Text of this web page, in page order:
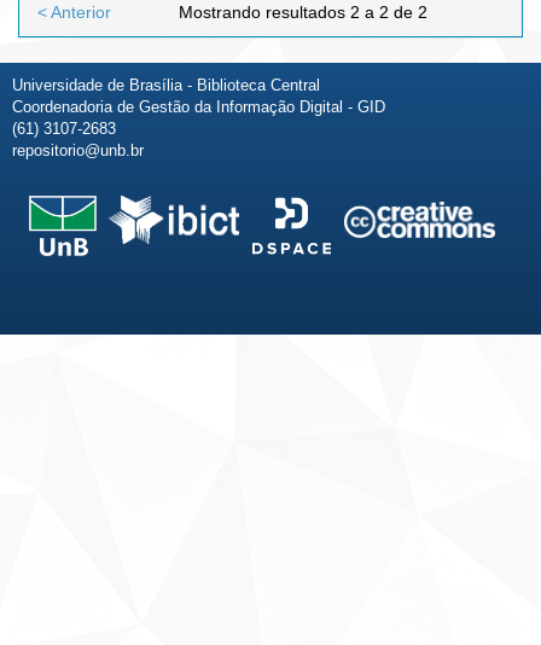
Mostrando resultados 2 a 2 de 2
< Anterior
Universidade de Brasília - Biblioteca Central
Coordenadoria de Gestão da Informação Digital - GID
(61) 3107-2683
repositorio@unb.br